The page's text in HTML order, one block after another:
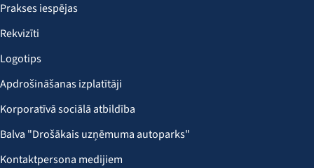
Prakses iespējas
Rekvizīti
Logotips
Apdrošināšanas izplatītāji
Korporatīvā sociālā atbildība
Balva "Drošākais uzņēmuma autoparks"
Kontaktpersona medijiem